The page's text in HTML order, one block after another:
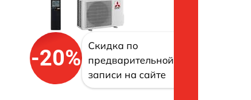
-20%
Скидка по
предварительной
записи на сайте